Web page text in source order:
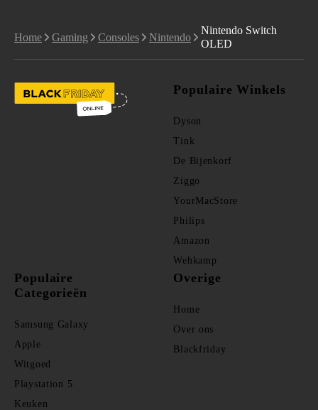
Home Gaming Consoles Nintendo
Nintendo Switch
OLED
Populaire Winkels
Dyson
Tink
De Bijenkorf
Ziggo
YourMacStore
Philips
Amazon
Wehkamp
Populaire
Categorieën
Samsung Galaxy
Apple
Witgoed
Playstation 5
Keuken
Overige
Home
Over ons
Blackfriday